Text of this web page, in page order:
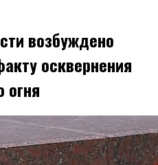
возбуждено
осквернения
огня